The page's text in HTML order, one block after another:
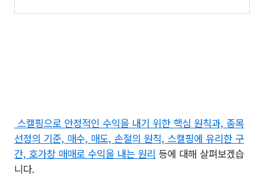
스캘핑으로 안정적인 수익을 내기 위한 핵심 원칙과, 종목
선정의 기준, 매수, 매도, 손절의 원칙, 스캘핑에 유리한 구
간, 호가창 매매로 수익을 내는 원리 등에 대해 살펴보겠습
니다.